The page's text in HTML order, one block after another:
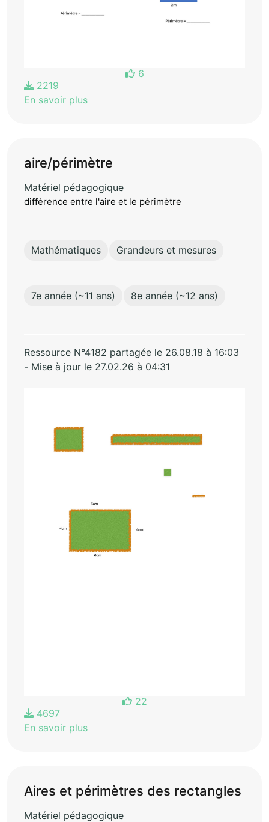
6
2219
En savoir plus
aire/périmètre
Matériel pédagogique
différence entre l'aire et le périmètre
Mathématiques Grandeurs et mesures
7e année (~11 ans) 8e année (~12 ans)
Ressource N°4182 partagée le 26.08.18 à 16:03
- Mise à jour le 27.02.26 à 04:31
22
4697
En savoir plus
Aires et périmètres des rectangles
Matériel pédagogique